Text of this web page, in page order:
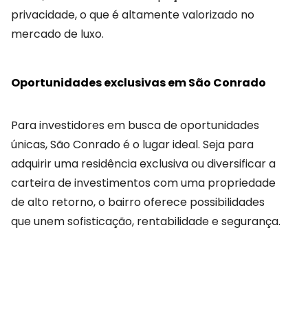
privacidade, o que é altamente valorizado no
mercado de luxo.
Oportunidades exclusivas em São Conrado
Para investidores em busca de oportunidades
únicas, São Conrado é o lugar ideal. Seja para
adquirir uma residência exclusiva ou diversificar a
carteira de investimentos com uma propriedade
de alto retorno, o bairro oferece possibilidades
que unem sofisticação, rentabilidade e segurança.